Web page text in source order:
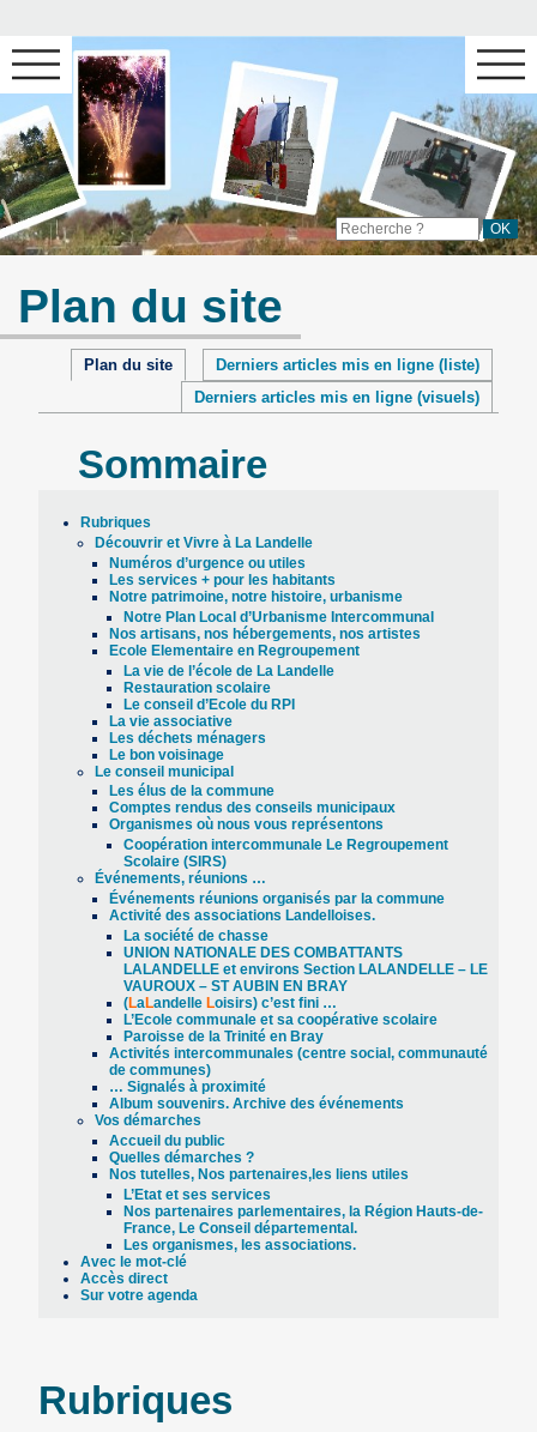
Plan du site
Plan du site
Derniers articles mis en ligne (liste)
Derniers articles mis en ligne (visuels)
Sommaire
Rubriques
Découvrir et Vivre à La Landelle
Numéros d’urgence ou utiles
Les services + pour les habitants
Notre patrimoine, notre histoire, urbanisme
Notre Plan Local d’Urbanisme Intercommunal
Nos artisans, nos hébergements, nos artistes
Ecole Elementaire en Regroupement
La vie de l’école de La Landelle
Restauration scolaire
Le conseil d’Ecole du RPI
La vie associative
Les déchets ménagers
Le bon voisinage
Le conseil municipal
Les élus de la commune
Comptes rendus des conseils municipaux
Organismes où nous vous représentons
Coopération intercommunale Le Regroupement
Scolaire (SIRS)
Événements, réunions …
Événements réunions organisés par la commune
Activité des associations Landelloises.
La société de chasse
UNION NATIONALE DES COMBATTANTS
LALANDELLE et environs Section LALANDELLE – LE
VAUROUX – ST AUBIN EN BRAY
(La Landelle Loisirs) c’est fini …
L’Ecole communale et sa coopérative scolaire
Paroisse de la Trinité en Bray
Activités intercommunales (centre social, communauté
de communes)
… Signalés à proximité
Album souvenirs. Archive des événements
Vos démarches
Accueil du public
Quelles démarches ?
Nos tutelles, Nos partenaires,les liens utiles
L’Etat et ses services
Nos partenaires parlementaires, la Région Hauts-de-
France, Le Conseil départemental.
Les organismes, les associations.
Avec le mot-clé
Accès direct
Sur votre agenda
Rubriques